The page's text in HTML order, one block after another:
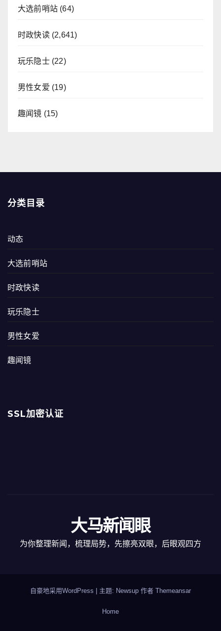
大选前哨站 (64)
时政快读(2,641)
玩乐隐士(22)
男性女爱 (19)
趣闻镜 (15)
分类目录
动态
大选前哨站
时政快读
玩乐隐士
男性女爱
趣闻镜
SSL加密认证
大马新闻眼
为你整理新闻，梳理局势，先擦亮双眼，后眼观四方
自豪地采用WordPress | 主题: Newsup 作者 Themeansar
Home